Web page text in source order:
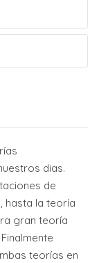
dias.
de
hasta la teoría
gran teoría
teorías en